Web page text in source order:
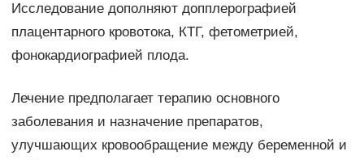
Исследование дополняют допплерографией
плацентарного кровотока, КТГ, фетометрией,
фонокардиографией плода.
Лечение предполагает терапию основного
заболевания и назначение препаратов,
улучшающих кровообращение между беременной и